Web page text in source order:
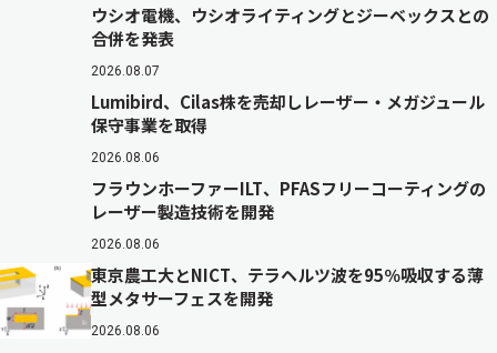
ウシオ電機、ウシオライティングとジーベックスとの
合併を発表
2026.08.07
Lumibird、Cilas株を売却しレーザー・メガジュール
保守事業を取得
2026.08.06
フラウンホーファーILT、PFASフリーコーティングの
レーザー製造技術を開発
2026.08.06
東京農工大とNICT、テラヘルツ波を95％吸収する薄
型メタサーフェスを開発
2026.08.06